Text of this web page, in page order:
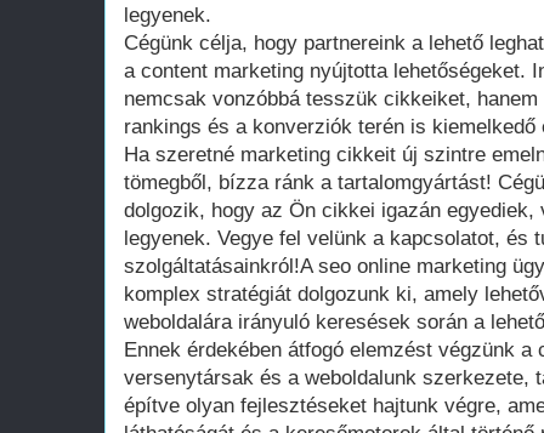
legyenek.
Cégünk célja, hogy partnereink a lehető
a content marketing nyújtotta lehetőségeket.
nemcsak vonzóbbá tesszük cikkeiket,
rankings és a konverziók terén is kiemelkedő
Ha szeretné marketing cikkeit új szintre
tömegből, bízza ránk a tartalomgyártást!
dolgozik, hogy az Ön cikkei igazán egyediek,
legyenek. Vegye fel velünk a kapcsolatot, és
szolgáltatásainkról!A seo online marketing
komplex stratégiát dolgozunk ki, amely
weboldalára irányuló keresések során a
Ennek érdekében átfogó elemzést végzünk
versenytársak és a weboldalunk szerkezete,
építve olyan fejlesztéseket hajtunk végre,